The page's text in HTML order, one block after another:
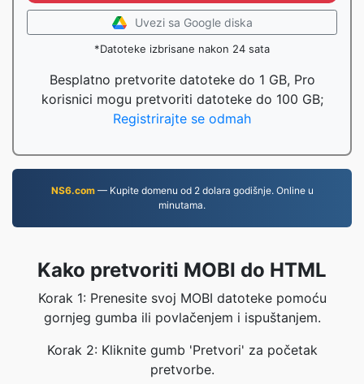
Uvezi sa Google diska
*Datoteke izbrisane nakon 24 sata
Besplatno pretvorite datoteke do 1 GB, Pro
korisnici mogu pretvoriti datoteke do 100 GB;
Registrirajte se odmah
NS6.com— Kupite domenu od 2 dolara godišnje. Online u
minutama.
Kako pretvoriti MOBI do HTML
Korak 1: Prenesite svoj MOBI datoteke pomoću
gornjeg gumba ili povlačenjem i ispuštanjem.
Korak 2: Kliknite gumb 'Pretvori' za početak
pretvorbe.